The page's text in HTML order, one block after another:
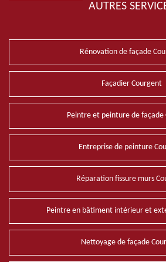
AUTRES
Rénovation de façade
Façadier Courgent
Peintre et peinture de façade
Entreprise de peinture
Réparation fissure murs
Peintre en bâtiment intérieur et
Nettoyage de façade